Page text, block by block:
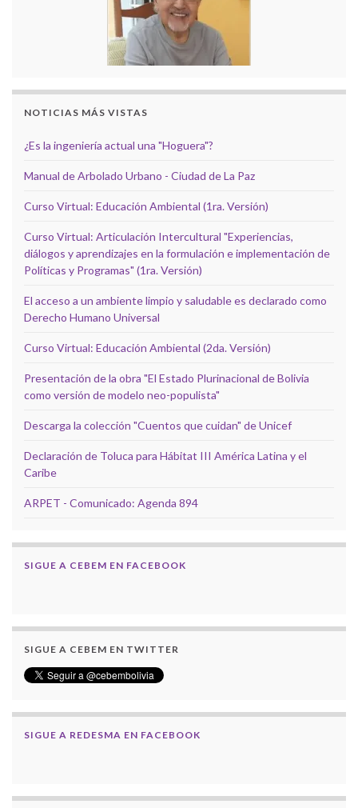
NOTICIAS MÁS VISTAS
¿Es la ingeniería actual una "Hoguera"?
Manual de Arbolado Urbano - Ciudad de La Paz
Curso Virtual: Educación Ambiental (1ra. Versión)
Curso Virtual: Articulación Intercultural "Experiencias,
diálogos y aprendizajes en la formulación e implementación de
Políticas y Programas" (1ra. Versión)
El acceso a un ambiente limpio y saludable es declarado como
Derecho Humano Universal
Curso Virtual: Educación Ambiental (2da. Versión)
Presentación de la obra "El Estado Plurinacional de Bolivia
como versión de modelo neo-populista"
Descarga la colección "Cuentos que cuidan" de Unicef
Declaración de Toluca para Hábitat III América Latina y el
Caribe
ARPET - Comunicado: Agenda 894
SIGUE A CEBEM EN FACEBOOK
SIGUE A CEBEM EN TWITTER
SIGUE A REDESMA EN FACEBOOK